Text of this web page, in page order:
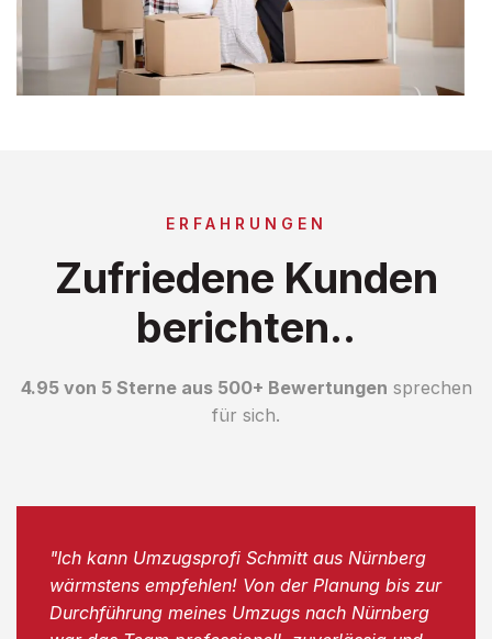
ERFAHRUNGEN
Zufriedene Kunden
berichten..
4.95 von 5 Sterne aus 500+ Bewertungen sprechen
für sich.
"Ich kann Umzugsprofi Schmitt aus Nürnberg
wärmstens empfehlen! Von der Planung bis zur
Durchführung meines Umzugs nach Nürnberg